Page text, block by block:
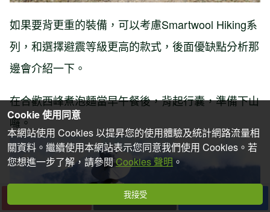
如果要背更重的裝備，可以考慮Smartwool Hiking系
列，和選擇避震等級更高的款式，後面優缺點分析那
邊會介紹一下。
在合歡西峰煮泡麵當早午餐後，背起行囊，準備下山
囉。
下一篇
Cookie 使用同意
本網站使用 Cookies 以提昇您的使用體驗及統計網路流量相
關資料。繼續使用本網站表示您同意我們使用 Cookies。若
您想進一步了解，請參閱Cookies 聲明。
我接受